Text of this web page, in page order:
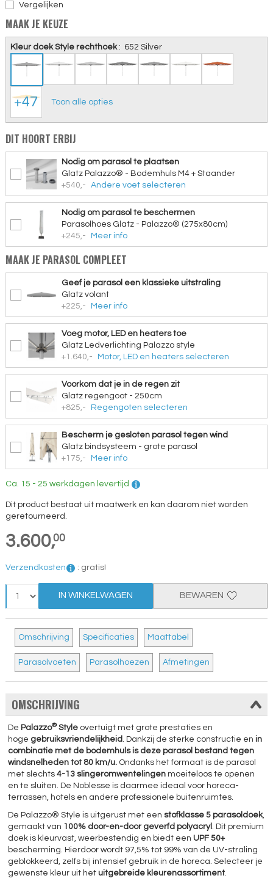
Vergelijken
MAAK JE KEUZE
Kleur doek Style rechthoek: 652 Silver
+47 Toon alle opties
DIT HOORT ERBIJ
Nodig om parasol te plaatsen
Glatz Palazzo® - Bodemhuls M4 + Staander
+540,-
Andere voet selecteren
Nodig om parasol te beschermen
Parasolhoes Glatz - Palazzo® (275x80cm)
+245,-
Meer info
MAAK JE PARASOL COMPLEET
Geef je parasol een klassieke uitstraling
Glatz volant
+225,-
Meer info
Voeg motor, LED en heaters toe
Glatz Ledverlichting Palazzo style
+1.640,-
Motor, LED en heaters selecteren
Voorkom dat je in de regen zit
Glatz regengoot - 250cm
+825,-
Regengoten selecteren
Bescherm je gesloten parasol tegen wind
Glatz bindsysteem - grote parasol
+175,-
Meer info
Ca. 15 - 25 werkdagen levertijd
Dit product bestaat uit maatwerk en kan daarom niet worden
geretourneerd.
3.600,00
Verzendkosten : gratis!
IN WINKELWAGEN BEWAREN
Omschrijving Specificaties Maattabel
Parasolvoeten Parasolhoezen Afmetingen
OMSCHRIJVING
De Palazzo®Style overtuigt met grote prestaties en
hoge gebruiksvriendelijkheid . Dankzij de sterke constructie en in
combinatie met de bodemhuls is deze parasol bestand tegen
windsnelheden tot 80 km/u. Ondanks het formaat is de parasol
met slechts 4-13 slingeromwentelingen moeiteloos te openen
en te sluiten. De Noblesse is daarmee ideaal voor horeca-
terrassen, hotels en andere professionele buitenruimtes.
De Palazzo® Style is uitgerust met eenstofklasse 5 parasoldoek,
gemaakt van 100% door-en-door geverfd polyacryl . Dit premium
doek is kleurvast, weerbestendig en biedt een UPF 50+
bescherming. Hierdoor wordt 97,5% tot 99% van de UV-straling
geblokkeerd, zelfs bij intensief gebruik in de horeca. Selecteer je
gewenste kleur uit het uitgebreide kleurenassortiment.